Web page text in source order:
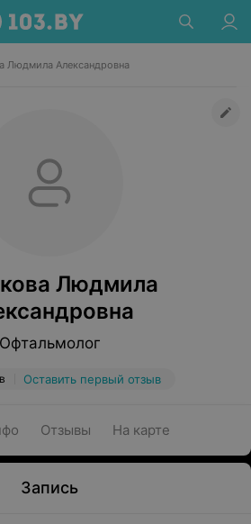
Людмила Александровна
Людмила
Офтальмолог
Оставить первый отзыв
Отзывы На карте
Запись